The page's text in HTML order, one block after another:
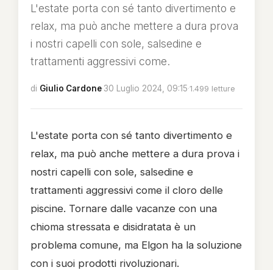
L'estate porta con sé tanto divertimento e
relax, ma può anche mettere a dura prova
i nostri capelli con sole, salsedine e
trattamenti aggressivi come.
di Giulio Cardone·30 Luglio 2024, 09:15·1.499 letture
L'estate porta con sé tanto divertimento e
relax, ma può anche mettere a dura prova i
nostri capelli con sole, salsedine e
trattamenti aggressivi come il cloro delle
piscine. Tornare dalle vacanze con una
chioma stressata e disidratata è un
problema comune, ma Elgon ha la soluzione
con i suoi prodotti rivoluzionari.